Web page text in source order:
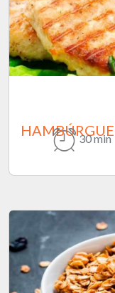
30 min